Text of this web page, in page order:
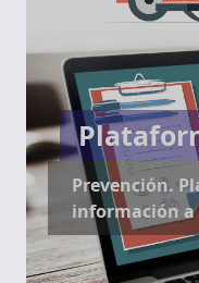
Prevención.
información a